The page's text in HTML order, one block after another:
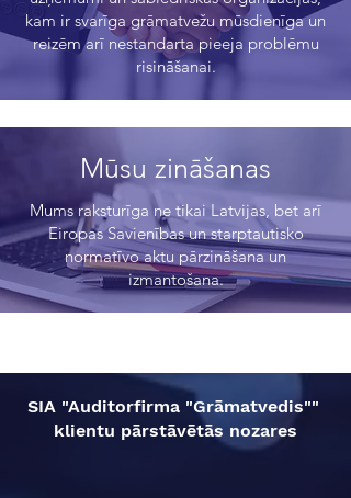
kam ir svarīga grāmatvežu mūsdienīga un
reizēm arī nestandarta pieeja problēmu
risināšanai.
Mūsu zināšanas
Mums raksturīga ne tikai Latvijas, bet arī
Eiropas Savienības un starptautisko
normatīvo aktu pārzināšana un
izmantošana.
SIA "Auditorfirma "Grāmatvedis""
klientu pārstāvētās nozares